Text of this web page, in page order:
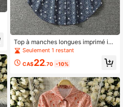
Top à manches longues imprimé int
égral de style arabe pour vacances
printemps pour femmes
Seulement 1 restant
CA$22.70 -10%